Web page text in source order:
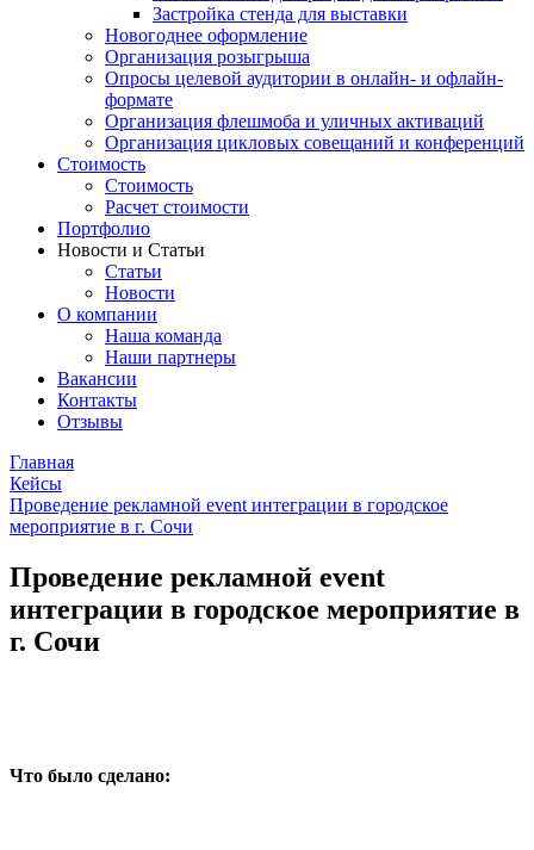
Застройка стенда для выставки
Новогоднее оформление
Организация розыгрыша
Опросы целевой аудитории в онлайн- и офлайн-
формате
Организация флешмоба и уличных активаций
Организация цикловых совещаний и конференций
Стоимость
Стоимость
Расчет стоимости
Портфолио
Новости и Статьи
Статьи
Новости
О компании
Наша команда
Наши партнеры
Вакансии
Контакты
Отзывы
Главная
Кейсы
Проведение рекламной event интеграции в городское
мероприятие в г. Сочи
Проведение рекламной event
интеграции в городское мероприятие в
г. Сочи
Что было сделано: